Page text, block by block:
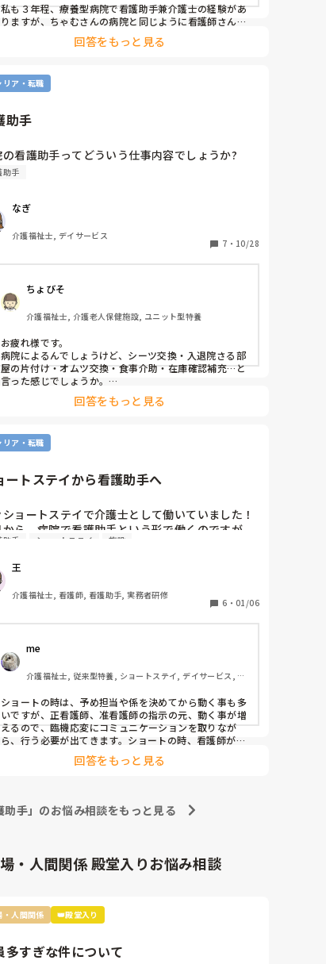
私も３年程、療養型病院で看護助手兼介護士の経験があ
りますが、ちゃむさんの病院と同じように看護師さんた
ちは、仲が悪かったですね。
んのやる事は 滴下 褥瘡処置 くらいしか無かったように
思います。
す。
滴下速度が早い！
誰がやったの？？
など…
中だな？と思いました。
ちゃむさんは次の目的があり、退職されるのであれば
「私はこんな看護師にはならない」と反面教師的に見て
いれば良いのでは？？
過ごされてはいかがですか？
私は次の職場を探して、陰口を叩かれながらも、しっか
り有給消化しました。
良い看護師さんに成れるように学校を頑張ってくださ
い！
回答をもっと見る
リア・転職
助手
看護助手ってどういう仕事内容でしょうか?
助手
なぎ
介護福祉士, デイサービス
7 ・ 10/28
ちょびそ
介護福祉士, 介護老人保健施設, ユニット型特養
お疲れ様です。
病院によるんでしょうけど、シーツ交換・入退院さる部
屋の片付け・オムツ交換・食事介助・在庫確認補充…と
言った感じでしょうか。
私の知人は施設で働いた方が気持ち楽とは言っていまし
回答をもっと見る
リア・転職
ートステイから看護助手へ
ョートステイで介護士として働いていました！
から、病院で看護助手という形で働くのですが
ぱり労働内容や雰囲気は変わりますか？
クリエーションをする機会が無くなる
度が平均して重くなる。。等
助手 ショートステイ 施設
王
介護福祉士, 看護師, 看護助手, 実務者研修
6 ・ 01/06
me
介護福祉士, 従来型特養, ショートステイ, デイサービス, 訪
ショートの時は、予め担当や係を決めてから動く事も多
いですが、正看護師、准看護師の指示の元、動く事が増
えるので、臨機応変にコミュニケーションを取りなが
ら、行う必要が出てきます。ショートの時、看護師が行
っていた、吸引機器の洗浄消毒管理をする事になると思
います。資格が無くても働けるので、資格は求められま
回答をもっと見る
助手」のお悩み相談をもっと見る
・人間関係 殿堂入りお悩み相談
・人間関係 👑殿堂入り
多すぎな件について